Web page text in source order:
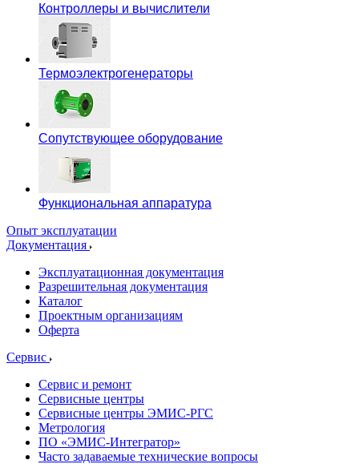
Контроллеры и вычислители
Термоэлектрогенераторы
Сопутствующее оборудование
Функциональная аппаратура
Опыт эксплуатации
Документация
Эксплуатационная документация
Разрешительная документация
Каталог
Проектным организациям
Оферта
Сервис
Сервис и ремонт
Сервисные центры
Сервисные центры ЭМИС-РГС
Метрология
ПО «ЭМИС-Интегратор»
Часто задаваемые технические вопросы